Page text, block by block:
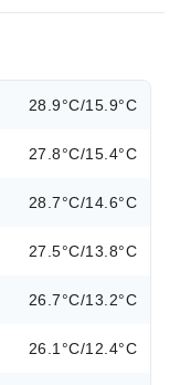
28.9°C/15.9°C
27.8°C/15.4°C
28.7°C/14.6°C
27.5°C/13.8°C
26.7°C/13.2°C
26.1°C/12.4°C